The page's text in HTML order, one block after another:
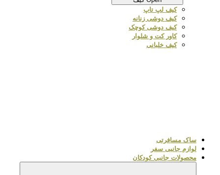
کیف لپ تاپ
کیف دوشی زنانه
کیف دوشی کوچک
کاور کت و شلوار
کیف خلبانی
ساک مسافرتی
لوازم جانبی سفر
محصولات جانبی کودکان